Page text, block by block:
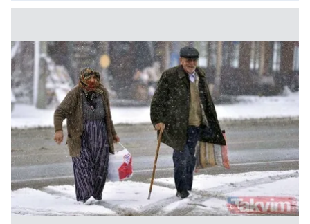
verileriniz işlenmekte olup gerekli olan çerezler bilgi
kullanılmaktadır. Diğer çerezler, sitemizin daha işlevsel
kılınması ve kişiselleştirilmesi ve sizlere yönelik
reklam/pazarlama faaliyetlerinin yapılması, amaçlarıyla
sınırlı olarak açık rızanız dahilinde kullanılacaktır.
Çerezlere ilişkin tercihlerinizi aşağıda yer alan panel
vasıtasıyla belirleyebilirsiniz. Çerezlere ilişkin detaylı bilgi
için Ayarlar butonuna tıklayabilir,Çerez Bilgilendirme
Metnimiziziyaret edebilirsiniz.
6698 sayılı Kişisel Verilerin Korunması Kanunu uyarınca